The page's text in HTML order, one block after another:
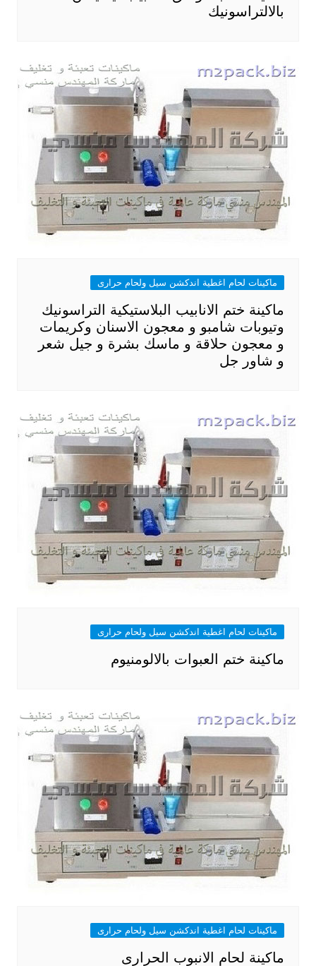
بالالتراسونيك
ماكينات لحام اغطية اندكشن سيل ولحام حرارى
ماكينة ختم الانابيب البلاستيكية التراسونيك
وتيوبات شامبو و معجون الاسنان وكريمات
و معجون حلاقة و ماسك بشرة و جيل شعر
و شاور جل
ماكينات لحام اغطية اندكشن سيل ولحام حرارى
ماكينة ختم العبوات بالالومنيوم
ماكينات لحام اغطية اندكشن سيل ولحام حرارى
ماكينة لحام الانبوب الحرارى